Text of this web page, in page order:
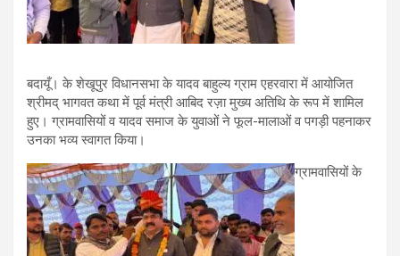
बदायूँ। के शेखूपुर विधानसभा के यादव बाहुल्य ग्राम एहरवारा में आयोजित
श्रीमद् भागवत कथा में पूर्व मंत्री आबिद रज़ा मुख्य अतिथि के रूप में शामिल
हुए। ग्रामवासियों व यादव समाज के युवाओं ने फूल-मालाओं व पगड़ी पहनाकर
उनका भव्य स्वागत किया।
ग्रामवासियों के